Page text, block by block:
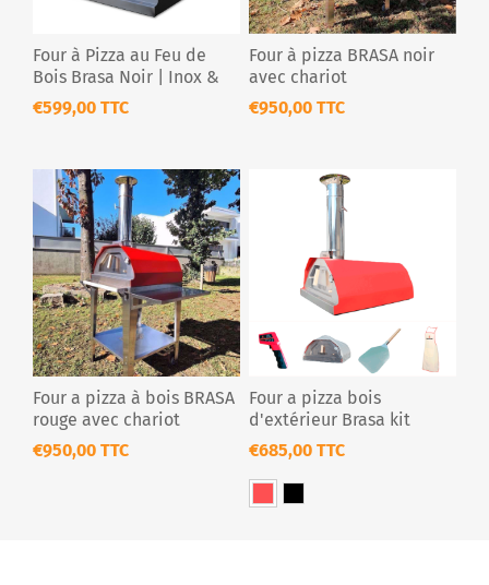
Four à Pizza au Feu de
Bois Brasa Noir | Inox &
Portable
€599,00 TTC
Four à pizza BRASA noir
avec chariot
€950,00 TTC
Four a pizza à bois BRASA
rouge avec chariot
€950,00 TTC
Four a pizza bois
d'extérieur Brasa kit
€685,00 TTC